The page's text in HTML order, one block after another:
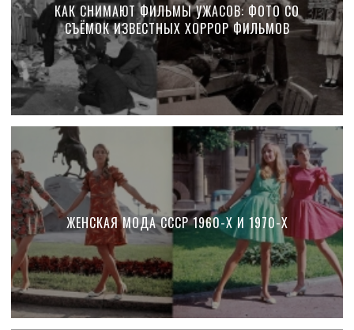
КАК СНИМАЮТ ФИЛЬМЫ УЖАСОВ: ФОТО СО
СЪЁМОК ИЗВЕСТНЫХ ХОРРОР ФИЛЬМОВ
ЖЕНСКАЯ МОДА СССР 1960-Х И 1970-Х